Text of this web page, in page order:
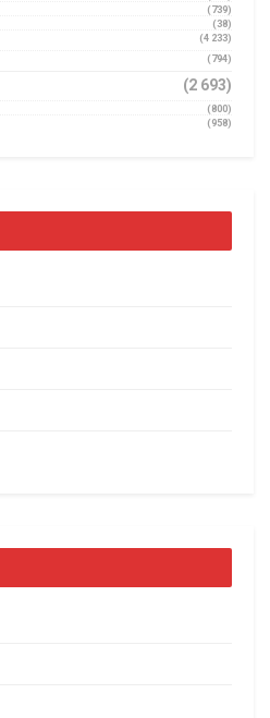
(739)
(38)
(4 233)
(794)
(2 693)
(800)
(958)